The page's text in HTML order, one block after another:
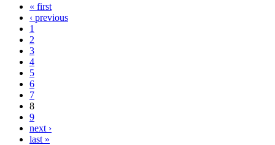
« first
‹ previous
1
2
3
4
5
6
7
8
9
next ›
last »